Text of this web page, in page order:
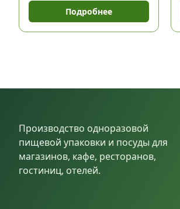
Подробнее
Производство одноразовой
пищевой упаковки и посуды для
магазинов, кафе, ресторанов,
гостиниц, отелей.